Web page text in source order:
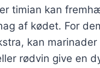
timian kan
af kødet. For
kan marinader
rødvin give en